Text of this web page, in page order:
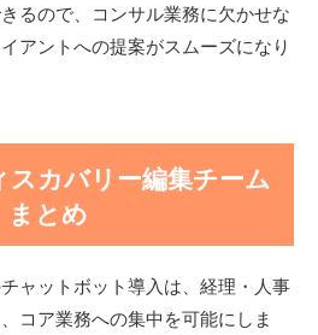
るので、コンサル業務に欠かせな
アントへの提案がスムーズになり
スカバリー編集チーム
まとめ
ャットボット導入は、経理・人事
コア業務への集中を可能にしま